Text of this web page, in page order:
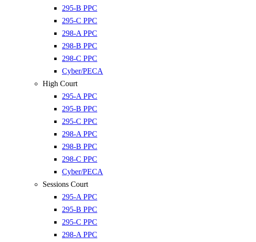
295-B PPC
295-C PPC
298-A PPC
298-B PPC
298-C PPC
Cyber/PECA
High Court
295-A PPC
295-B PPC
295-C PPC
298-A PPC
298-B PPC
298-C PPC
Cyber/PECA
Sessions Court
295-A PPC
295-B PPC
295-C PPC
298-A PPC